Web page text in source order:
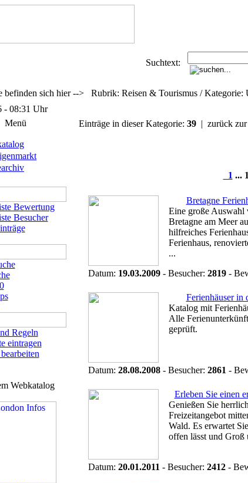
Suchtext:
befinden sich hier --> Rubrik: Reisen & Tourismus / Kategorie:
- 08:31 Uhr
Menü
Bewertung
Besucher
Regeln
eintragen
Webkatalog
Einträge in dieser Kategorie: 39| zurück zur
1 ...
Bretagne
Eine große Auswahl
Bretagne am Meer
hilfreiches
Ferienhaus,
...
Datum: 19.03.2009- Besucher: 2819-
Ferienhäuser in
Katalog mit
Alle
geprüft.
Datum: 28.08.2008- Besucher: 2861 -
Erleben Sie einen
Genießen Sie
Freizeitangebot
Wald. Es erwartet
offen lässt und Groß
Datum: 20.01.2011 - Besucher: 2412-